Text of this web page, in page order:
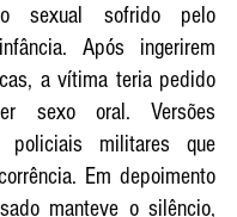
sexual sofrido pelo
Após ingerirem
a vítima teria pedido
sexo oral. Versões
militares que
Em depoimento
manteve o silêncio,